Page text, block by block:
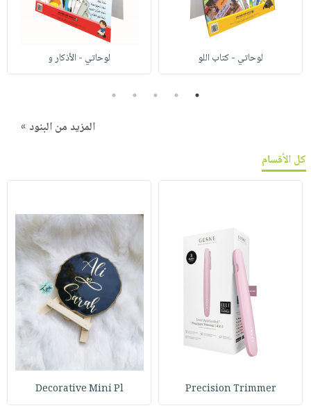
لوحاتي - كتاب اللو لوحاتي - الأذكار و
1
2
3
4
5
المزيد من البنود »
كل الأقسام
Precision Trimmer
Decorative Mini Pl